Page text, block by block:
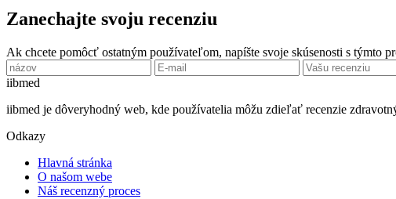
Zanechajte svoju recenziu
Ak chcete pomôcť ostatným používateľom, napíšte svoje skúsenosti s týmto
iibmed
iibmed je dôveryhodný web, kde používatelia môžu zdieľať recenzie
Odkazy
Hlavná stránka
O našom webe
Náš recenzný proces